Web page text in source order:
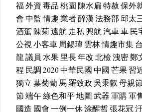
福外資毒品桃園陳水扁特赦保外
會中監情趣業者醉漢法務部邱太
酒駕陳菊遠航走私興航汽車車民
公視小客車周錫瑋雲林情趣市集
龍議員 水果里長年改北檢洩密鄭
程 民調2020中華民國中國芒果習
獨立葉菊蘭馬羅致政吳秉叡母親節
節端午綠色和平地圖武器軍購軍
國造 國會一例一休涂醒哲張花冠